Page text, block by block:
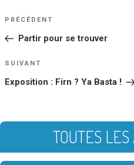
NAVIGATION
DE
Article
PRÉCÉDENT
Partir pour se trouver
Article
SUIVANT
Exposition : Firn ? Ya Basta !
TOUTES